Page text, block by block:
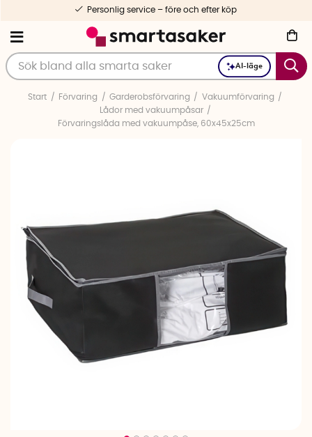
AI-läge
Personlig service – före och efter köp
Start Förvaring Garderobsförvaring
Vakuumförvaring
Lådor med vakuumpåsar
Förvaringslåda med vakuumpåse, 60x45x25cm